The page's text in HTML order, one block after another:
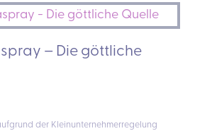
– Die göttliche
der Kleinunternehmerregelung